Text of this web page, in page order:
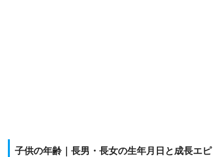
子供の年齢｜長男・長女の生年月日と成長エピ